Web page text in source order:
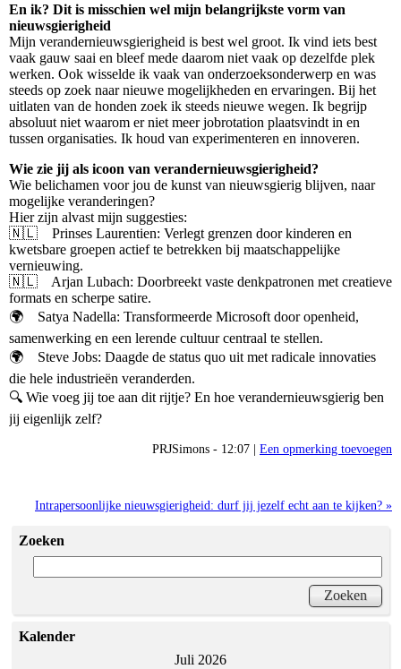
En ik? Dit is misschien wel mijn belangrijkste vorm van
nieuwsgierigheid
Mijn verandernieuwsgierigheid is best wel groot. Ik vind iets best
vaak gauw saai en bleef mede daarom niet vaak op dezelfde plek
werken. Ook wisselde ik vaak van onderzoeksonderwerp en was
steeds op zoek naar nieuwe mogelijkheden en ervaringen. Bij het
uitlaten van de honden zoek ik steeds nieuwe wegen. Ik begrijp
absoluut niet waarom er niet meer jobrotation plaatsvindt in en
tussen organisaties. Ik houd van experimenteren en innoveren.
Wie zie jij als icoon van verandernieuwsgierigheid?
Wie belichamen voor jou de kunst van nieuwsgierig blijven, naar
mogelijke veranderingen?
Hier zijn alvast mijn suggesties:
🇳🇱 Prinses Laurentien: Verlegt grenzen door kinderen en
kwetsbare groepen actief te betrekken bij maatschappelijke
vernieuwing.
🇳🇱 Arjan Lubach: Doorbreekt vaste denkpatronen met creatieve
formats en scherpe satire.
🌍 Satya Nadella: Transformeerde Microsoft door openheid,
samenwerking en een lerende cultuur centraal te stellen.
🌍 Steve Jobs: Daagde de status quo uit met radicale innovaties
die hele industrieën veranderden.
🔍 Wie voeg jij toe aan dit rijtje? En hoe verandernieuwsgierig ben
jij eigenlijk zelf?
PRJSimons - 12:07 | Een opmerking toevoegen
Intrapersoonlijke nieuwsgierigheid: durf jij jezelf echt aan te kijken? »
Zoeken
Kalender
Juli 2026